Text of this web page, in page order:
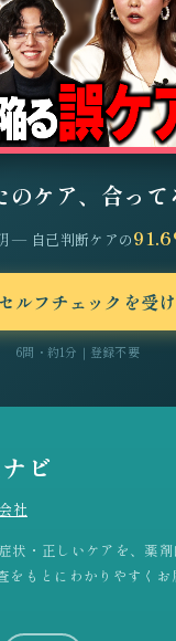
のケア、合って
— 自己判断ケアの
ルフチェックを受
6問・約1分｜登録不要
ビ
社
状・正しいケアを、薬
をもとにわかりやすく